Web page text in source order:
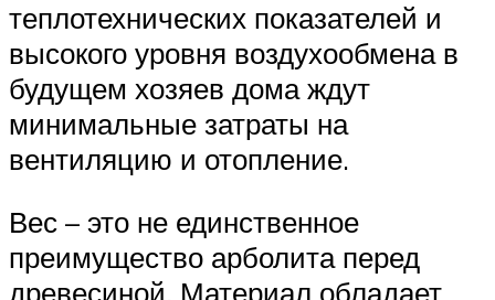
теплотехнических показателей и
высокого уровня воздухообмена в
будущем хозяев дома ждут
минимальные затраты на
вентиляцию и отопление.
Вес – это не единственное
преимущество арболита перед
древесиной. Материал обладает